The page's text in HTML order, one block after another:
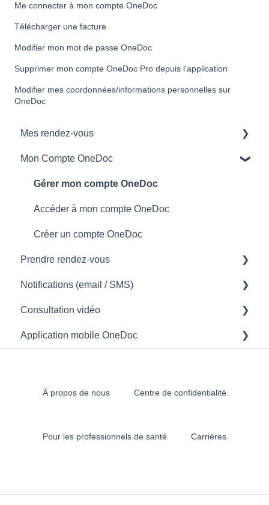
Me connecter à mon compte OneDoc
Télécharger une facture
Modifier mon mot de passe OneDoc
Supprimer mon compte OneDoc Pro depuis l’application
Modifier mes coordonnées/informations personnelles sur
OneDoc
Mes rendez-vous
Gérer mes rendez-vous
Mon Compte OneDoc
Gérer mon compte OneDoc
Accéder à mon compte OneDoc
Créer un compte OneDoc
Prendre rendez-vous
Comment prendre rendez-vous
Notifications (email / SMS)
Problème de notifications (email / SMS)
Comprendre les notifications envoyées
Consultation vidéo
Consultation vidéo
Application mobile OneDoc
Utilisation de l'application OneDoc
À propos de nous Centre de confidentialité
Pour les professionnels de santé Carrières